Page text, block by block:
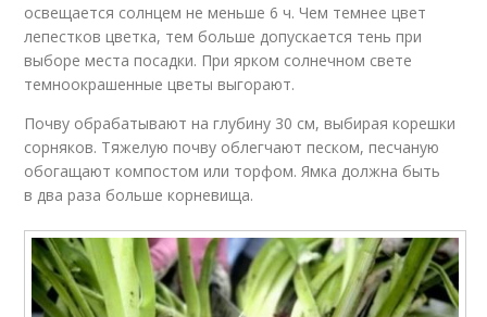
освещается солнцем не меньше 6 ч. Чем темнее цвет
лепестков цветка, тем больше допускается тень при
выборе места посадки. При ярком солнечном свете
темноокрашенные цветы выгорают.
Почву обрабатывают на глубину 30 см, выбирая корешки
сорняков. Тяжелую почву облегчают песком, песчаную
обогащают компостом или торфом. Ямка должна быть
в два раза больше корневища.